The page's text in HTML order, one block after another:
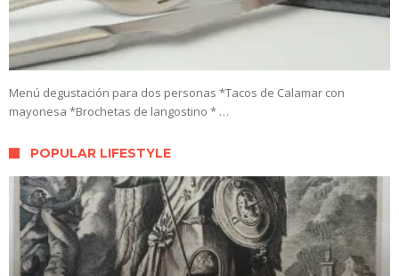
Menú degustación para dos personas *Tacos de Calamar con
mayonesa *Brochetas de langostino * …
POPULAR LIFESTYLE